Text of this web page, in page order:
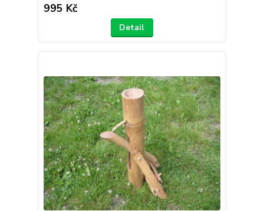
995 Kč
Detail